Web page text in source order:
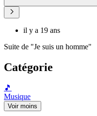
il y a 19 ans
Suite de "Je suis un homme"
Catégorie
🎵
Musique
Voir moins